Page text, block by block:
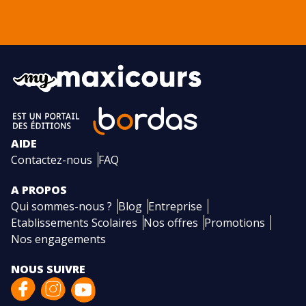
AIDE
Contactez-nous FAQ
A PROPOS
Qui sommes-nous ? Blog Entreprise
Etablissements Scolaires Nos offres Promotions
Nos engagements
NOUS SUIVRE